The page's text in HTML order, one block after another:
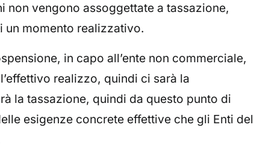
non vengono assoggettate a tassazione,
un momento realizzativo.
in capo all’ente non commerciale,
realizzo, quindi ci sarà la
la tassazione, quindi da questo punto di
esigenze concrete effettive che gli Enti del